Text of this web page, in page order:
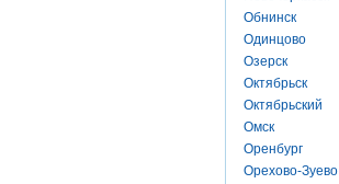
Обнинск
Одинцово
Озерск
Октябрьск
Октябрьский
Омск
Оренбург
Орехово-Зуево